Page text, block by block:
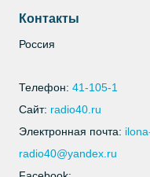
Контакты
Россия
Телефон: 41-105-1
Сайт: radio40.ru
Электронная почта:
radio40@yandex.ru